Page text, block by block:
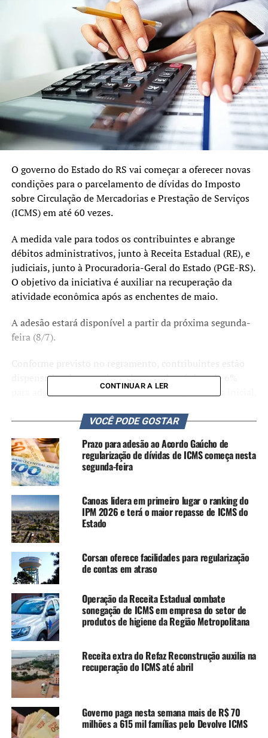
O governo do Estado do RS vai começar a oferecer novas
condições para o parcelamento de dívidas do Imposto
sobre Circulação de Mercadorias e Prestação de Serviços
(ICMS) em até 60 vezes.
A medida vale para todos os contribuintes e abrange
débitos administrativos, junto à Receita Estadual (RE), e
judiciais, junto à Procuradoria-Geral do Estado (PGE-RS).
O objetivo da iniciativa é auxiliar na recuperação da
atividade econômica após as enchentes de maio.
A adesão estará disponível a partir da próxima segunda-
feira (8/7).
dispensados de garantias e da entrada mínima de 6%
para adesão ao parcelamento, incluída a prestação inicial,
requisitos também devem ser cumpridos:
os créditos tributários de ICMS devem estar
vencidos até 30 de junho de 2024, estejam ou não
inscritos em dívida ativa;
a parcela não pode ter valor inferior a R$ 40 por
débito;
o valor total do pedido deve ser superior a R$ 200;
o pagamento da prestação inicial deve ser, no
mínimo, de 1/60;
parcela inicial devem ser realizados até 13 de
dezembro de 2024.
O pedido de adesão pode abranger créditos tributários
com parcelamentos em vigor, mesmo com parcelas em
atraso ou postergadas. Nesses casos, o ingresso no
programa implica cancelamento do parcelamento vigente
e consolidação do valor da dívida na data do pedido,
além de renúncia a qualquer benefício previsto no
parcelamento em vigor.
CONTINUAR A LER
VOCÊ PODE GOSTAR
Prazo para adesão ao Acordo Gaúcho de
regularização de dívidas de ICMS começa nesta
segunda-feira
Canoas lidera em primeiro lugar o ranking do
IPM 2026 e terá o maior repasse de ICMS do
Estado
Corsan oferece facilidades para regularização
de contas em atraso
Operação da Receita Estadual combate
sonegação de ICMS em empresa do setor de
produtos de higiene da Região Metropolitana
Receita extra do Refaz Reconstrução auxilia na
recuperação do ICMS até abril
Governo paga nesta semana mais de R$ 70
milhões a 615 mil famílias pelo Devolve ICMS